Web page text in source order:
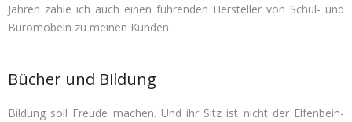
Jah­ren zähle ich auch einen füh­ren­den Her­stel­ler von Schul- und
Büro­mö­beln zu mei­nen Kunden.
Bücher und Bildung
Bil­dung soll Freude machen. Und ihr Sitz ist nicht der Elfen­bein­